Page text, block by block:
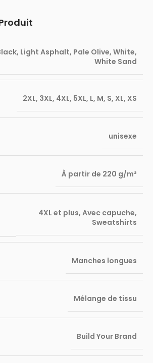
, Light Asphalt, Pale Olive, White,
White Sand
2XL, 3XL, 4XL, 5XL, L, M, S, XL, XS
unisexe
À partir de 220 g/m²
4XL et plus, Avec capuche,
Sweatshirts
Manches longues
Mélange de tissu
Build Your Brand